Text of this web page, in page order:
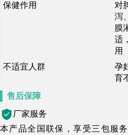
保健作用
对
泻
膜
适
用
不适宜人群
孕
育
售后保障
厂家服务
本产品全国联保，享受三包服